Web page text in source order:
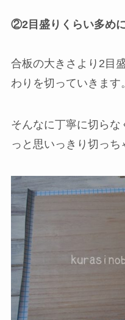
②2目盛りくらい多めに
合板の大きさより2目
わりを切っていきます。
そんなに丁寧に切ら
っと思いっきり切っち